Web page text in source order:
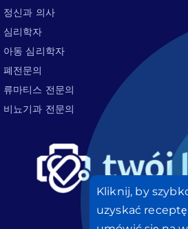
정신과 의사
심리학자
아동 심리학자
폐전문의
류마티스 전문의
비뇨기과 전문의